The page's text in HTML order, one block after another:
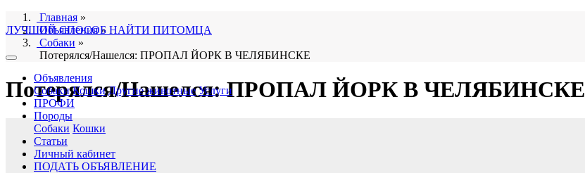
ЛУЧШИЙ СПОСОБ НАЙТИ ПИТОМЦА
Объявления
Собаки Кошки Другие животные Услуги
ПРОФИ
Породы
Собаки Кошки
Статьи
Личный кабинет
ПОДАТЬ ОБЪЯВЛЕНИЕ
Главная »
Объявления»
Собаки »
Потерялся/Нашелся: ПРОПАЛ ЙОРК В ЧЕЛЯБИНСКЕ
Потерялся/Нашелся: ПРОПАЛ ЙОРК В ЧЕЛЯБИНСКЕ